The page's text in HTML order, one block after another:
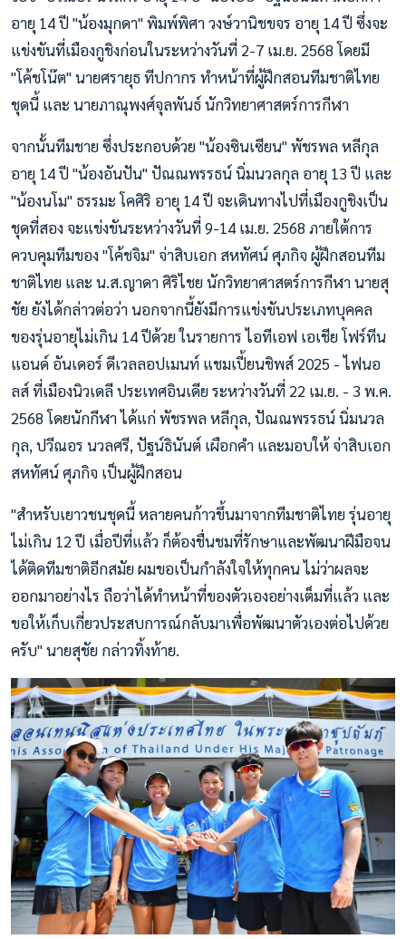
อายุ 14 ปี "น้องมุกดา" พิมพ์พิศา วงษ์วานิชขจร อายุ 14 ปี ซึ่งจะ
แข่งขันที่เมืองกูชิงก่อนในระหว่างวันที่ 2-7 เม.ย. 2568 โดยมี
"โค้ชโน๊ต" นายศรายุธ ทีปกากร ทำหน้าที่ผู้ฝึกสอนทีมชาติไทย
ชุดนี้ และ นายภาณุพงศ์จุลพันธ์ นักวิทยาศาสตร์การกีฬา
จากนั้นทีมชาย ซึ่งประกอบด้วย "น้องซินเซียน" พัชรพล หลีกุล
อายุ 14 ปี "น้องอันปัน" ปัณณพรรธน์ นิ่มนวลกุล อายุ 13 ปี และ
"น้องนโม" ธรรมะ โคศิริ อายุ 14 ปี จะเดินทางไปที่เมืองกูชิงเป็น
ชุดที่สอง จะแข่งขันระหว่างวันที่ 9-14 เม.ย. 2568 ภายใต้การ
ควบคุมทีมของ "โค้ชจิม" จ่าสิบเอก สหทัศน์ ศุภกิจ ผู้ฝึกสอนทีม
ชาติไทย และ น.ส.ญาดา ศิริไชย นักวิทยาศาสตร์การกีฬา นายสุ
ชัย ยังได้กล่าวต่อว่า นอกจากนี้ยังมีการแข่งขันประเภทบุคคล
ของรุ่นอายุไม่เกิน 14 ปีด้วย ในรายการ ไอทีเอฟ เอเชีย โฟร์ทีน
แอนด์ อันเดอร์ ดีเวลลอปเมนท์ แชมเปี้ยนชิพส์ 2025 - ไฟนอ
ลส์ ที่เมืองนิวเดลี ประเทศอินเดีย ระหว่างวันที่ 22 เม.ย. - 3 พ.ค.
2568 โดยนักกีฬา ได้แก่ พัชรพล หลีกุล, ปัณณพรรธน์ นิ่มนวล
กุล, ปวีณอร นวลศรี, ปัฐน์ธินันต์ เผือกคำ และมอบให้ จ่าสิบเอก
สหทัศน์ ศุภกิจ เป็นผู้ฝึกสอน
"สำหรับเยาวชนชุดนี้ หลายคนก้าวขึ้นมาจากทีมชาติไทย รุ่นอายุ
ไม่เกิน 12 ปี เมื่อปีที่แล้ว ก็ต้องชื่นชมที่รักษาและพัฒนาฝีมือจน
ได้ติดทีมชาติอีกสมัย ผมขอเป็นกำลังใจให้ทุกคน ไม่ว่าผลจะ
ออกมาอย่างไร ถือว่าได้ทำหน้าที่ของตัวเองอย่างเต็มที่แล้ว และ
ขอให้เก็บเกี่ยวประสบการณ์กลับมาเพื่อพัฒนาตัวเองต่อไปด้วย
ครับ" นายสุชัย กล่าวทิ้งท้าย.